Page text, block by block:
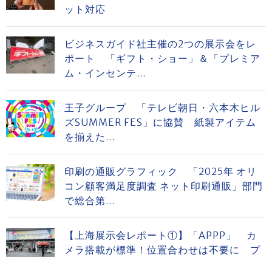
ット対応
ビジネスガイド社主催の2つの展示会をレ
ポート 「ギフト・ショー」＆「プレミア
ム・インセンテ...
王子グループ 「テレビ朝日・六本木ヒル
ズSUMMER FES」に協賛 紙製アイテム
を揃えた...
印刷の通販グラフィック 「2025年 オリ
コン顧客満足度調査 ネット印刷通販」部門
で総合第...
【上海展示会レポート①】「APPP」 カ
メラ搭載が標準！位置合わせは不要に プ